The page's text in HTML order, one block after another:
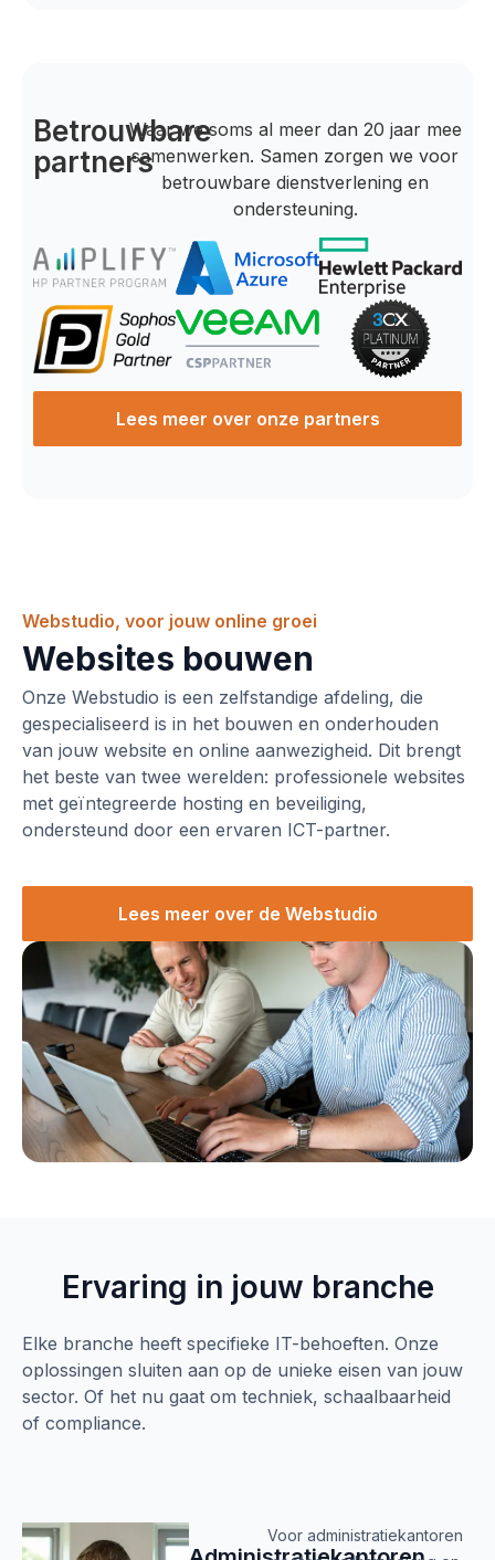
Betrouwbare
partners
Waar we soms al meer dan 20 jaar mee
samenwerken. Samen zorgen we voor
betrouwbare dienstverlening en
ondersteuning.
Lees meer over onze partners
Websites bouwen
Webstudio, voor jouw online groei
Onze Webstudio is een zelfstandige afdeling, die
gespecialiseerd is in het bouwen en onderhouden
van jouw website en online aanwezigheid. Dit brengt
het beste van twee werelden: professionele websites
met geïntegreerde hosting en beveiliging,
ondersteund door een ervaren ICT-partner.
Lees meer over de Webstudio
Ervaring in jouw branche
Elke branche heeft specifieke IT-behoeften. Onze
oplossingen sluiten aan op de unieke eisen van jouw
sector. Of het nu gaat om techniek, schaalbaarheid
of compliance.
Voor administratiekantoren